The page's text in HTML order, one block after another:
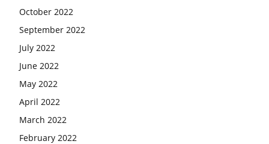
October 2022
September 2022
July 2022
June 2022
May 2022
April 2022
March 2022
February 2022